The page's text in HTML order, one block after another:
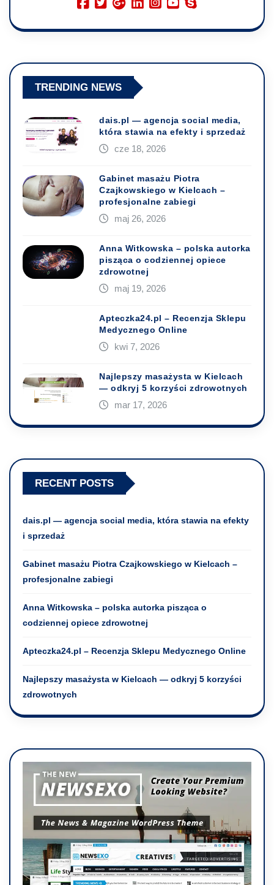
TRENDING NEWS
dais.pl — agencja social media,
która stawia na efekty i sprzedaż
cze 18, 2026
Gabinet masażu Piotra
Czajkowskiego w Kielcach –
profesjonalne zabiegi
maj 26, 2026
Anna Witkowska – polska autorka
pisząca o codziennej opiece
zdrowotnej
maj 19, 2026
Apteczka24.pl – Recenzja Sklepu
Medycznego Online
kwi 7, 2026
Najlepszy masażysta w Kielcach
— odkryj 5 korzyści zdrowotnych
mar 17, 2026
RECENT POSTS
dais.pl — agencja social media, która stawia na efekty
i sprzedaż
Gabinet masażu Piotra Czajkowskiego w Kielcach –
profesjonalne zabiegi
Anna Witkowska – polska autorka pisząca o
codziennej opiece zdrowotnej
Apteczka24.pl – Recenzja Sklepu Medycznego Online
Najlepszy masażysta w Kielcach — odkryj 5 korzyści
zdrowotnych